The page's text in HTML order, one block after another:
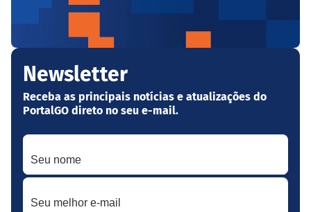
Newsletter
Receba as principais notícias e atualizações do
PortalGO direto no seu e-mail.
Seu nome
Seu melhor e-mail